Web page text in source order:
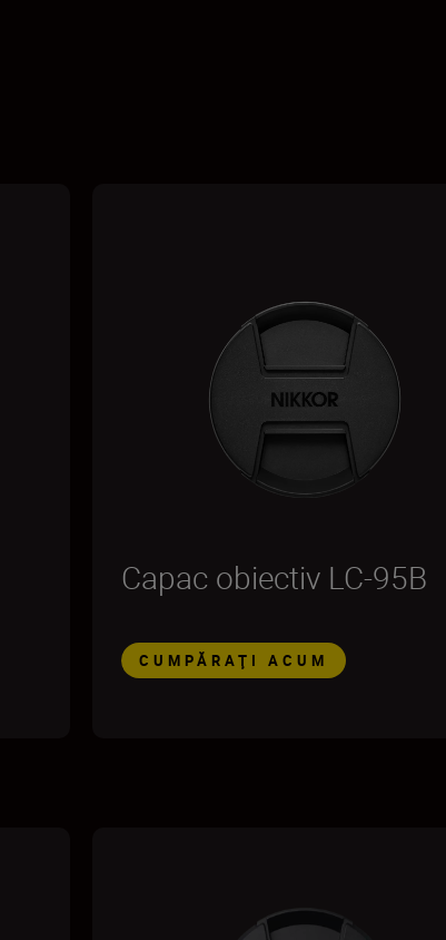
Capac obiectiv LC-95B
CUMPĂRAŢI ACUM